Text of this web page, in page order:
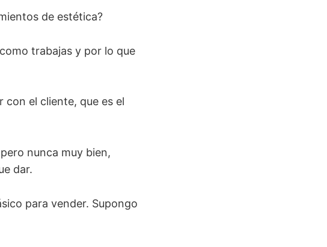
de estética?
trabajas y por lo que
con el cliente, que es el
nunca muy bien,
dar.
para vender. Supongo